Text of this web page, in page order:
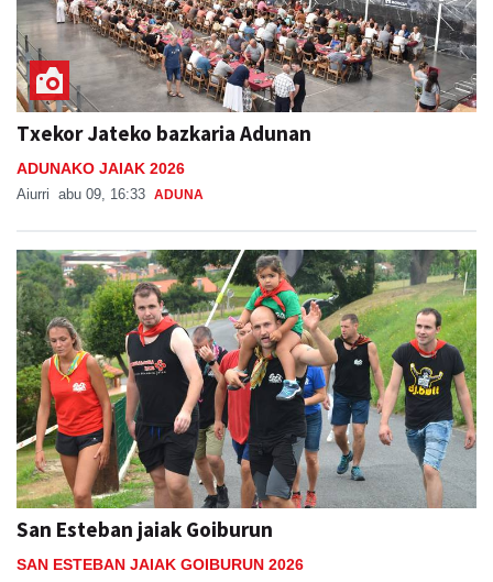
Txekor Jateko bazkaria Adunan
ADUNAKO JAIAK 2026
Aiurri abu 09, 16:33 ADUNA
San Esteban jaiak Goiburun
SAN ESTEBAN JAIAK GOIBURUN 2026